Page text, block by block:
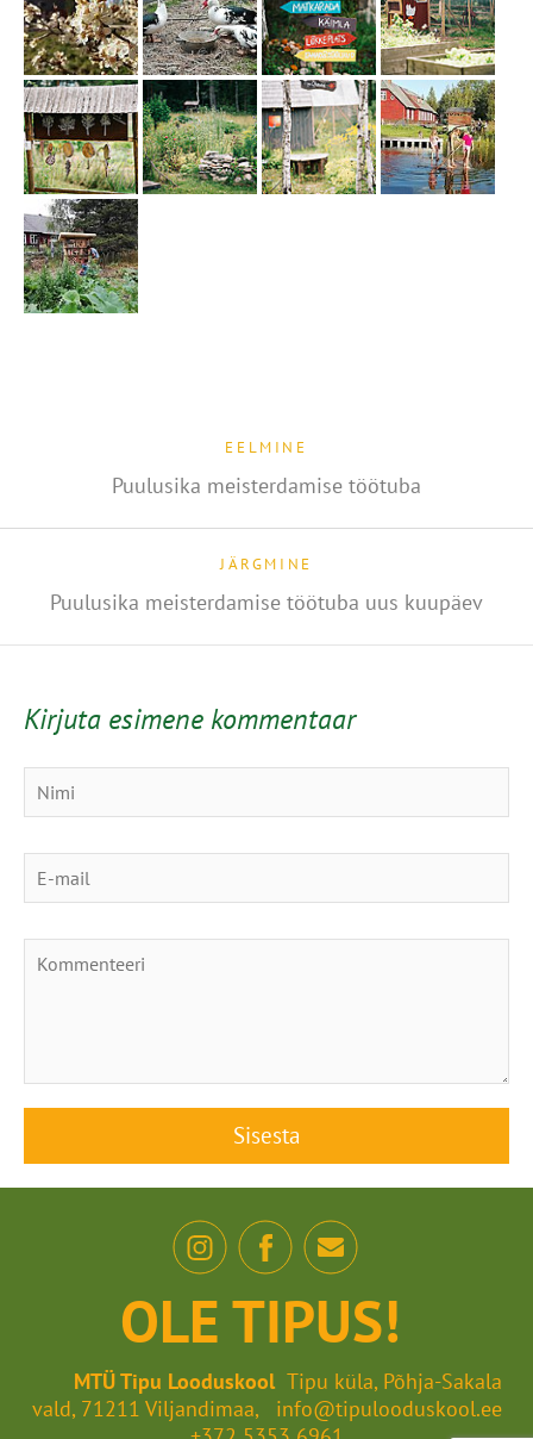
EELMINE
Puulusika meisterdamise töötuba
JÄRGMINE
Puulusika meisterdamise töötuba uus kuupäev
Kirjuta esimene kommentaar
OLE TIPUS!
MTÜ Tipu Looduskool Tipu küla, Põhja-Sakala
vald, 71211 Viljandimaa, info@tipulooduskool.ee